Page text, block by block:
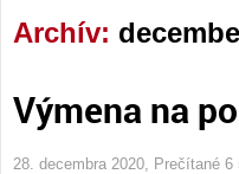
Archív:
Výmena na
28. decembra 2020, Prečítané 6